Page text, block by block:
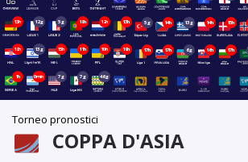
13h 12g 5g 18h 12h 13h 5g 14h 13g 14h 15h
18h 13g 15h 11h 10h 19h 17h 17h 6g 16h 17h
1h 0min 7g 7g 46g
Torneo pronostici
COPPA D'ASIA